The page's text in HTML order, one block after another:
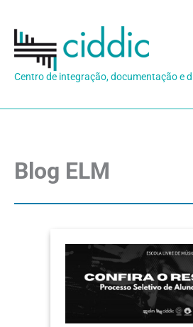
para
conteúdo
Centro de integração, documentação e
Blog ELM